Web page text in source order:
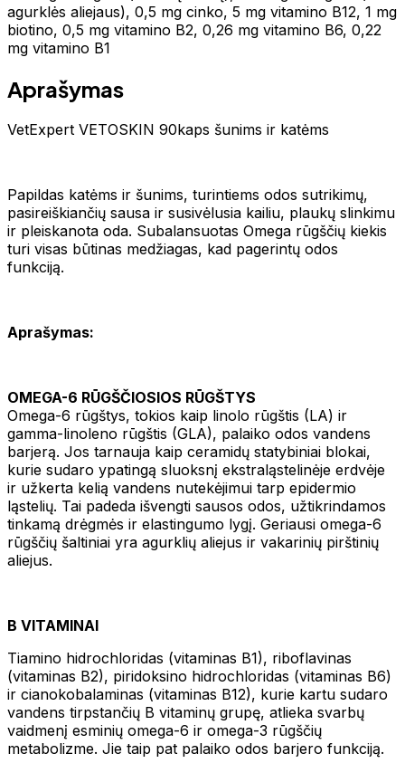
agurklės aliejaus), 0,5 mg cinko, 5 mg vitamino B12, 1 mg
biotino, 0,5 mg vitamino B2, 0,26 mg vitamino B6, 0,22
mg vitamino B1
Aprašymas
VetExpert VETOSKIN 90kaps šunims ir katėms
Papildas katėms ir šunims, turintiems odos sutrikimų,
pasireiškiančių sausa ir susivėlusia kailiu, plaukų slinkimu
ir pleiskanota oda. Subalansuotas Omega rūgščių kiekis
turi visas būtinas medžiagas, kad pagerintų odos
funkciją.
Aprašymas:
OMEGA-6 RŪGŠČIOSIOS RŪGŠTYS
Omega-6 rūgštys, tokios kaip linolo rūgštis (LA) ir
gamma-linoleno rūgštis (GLA), palaiko odos vandens
barjerą. Jos tarnauja kaip ceramidų statybiniai blokai,
kurie sudaro ypatingą sluoksnį ekstraląstelinėje erdvėje
ir užkerta kelią vandens nutekėjimui tarp epidermio
ląstelių. Tai padeda išvengti sausos odos, užtikrindamos
tinkamą drėgmės ir elastingumo lygį. Geriausi omega-6
rūgščių šaltiniai yra agurklių aliejus ir vakarinių pirštinių
aliejus.
B VITAMINAI
Tiamino hidrochloridas (vitaminas B1), riboflavinas
(vitaminas B2), piridoksino hidrochloridas (vitaminas B6)
ir cianokobalaminas (vitaminas B12), kurie kartu sudaro
vandens tirpstančių B vitaminų grupę, atlieka svarbų
vaidmenį esminių omega-6 ir omega-3 rūgščių
metabolizme. Jie taip pat palaiko odos barjero funkciją.